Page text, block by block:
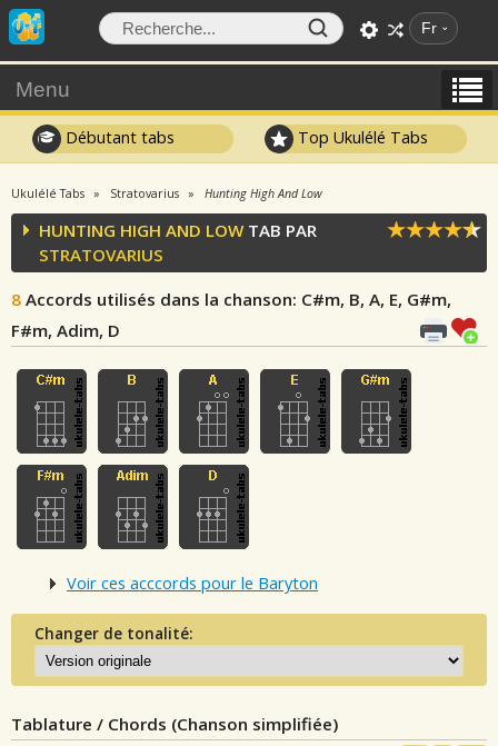
Fr
Menu
Débutant tabs Top Ukulélé Tabs
Ukulélé Tabs Stratovarius Hunting High And Low
HUNTING HIGH AND LOW TAB PAR
STRATOVARIUS
8 Accords utilisés dans la chanson: C#m, B, A, E, G#m,
F#m, Adim, D
Voir ces acccords pour le Baryton
Changer de tonalité:
Tablature / Chords (Chanson simplifiée)